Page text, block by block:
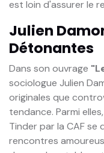
est loin d'assurer le
Julien
Détonantes
Dans son ouvrage
sociologue Julien
originales que
tendance. Parmi
Tinder par la CAF se
rencontres